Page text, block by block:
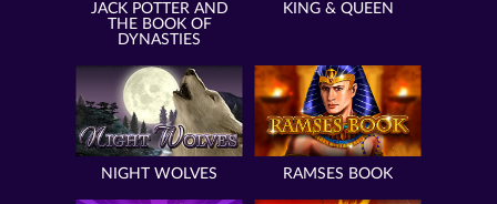
JACK POTTER AND
THE BOOK OF
DYNASTIES
KING & QUEEN
NIGHT WOLVES RAMSES BOOK